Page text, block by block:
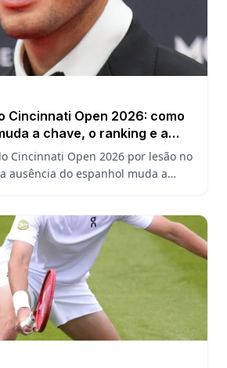
Cincinnati Open 2026: como
a chave, o ranking e a
Cincinnati Open 2026 por lesão no
ausência do espanhol muda a